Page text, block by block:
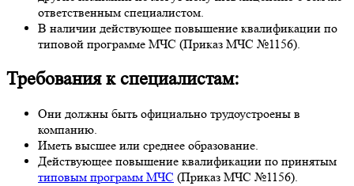
ответственным специалистом.
В наличии действующее повышение квалификации по
типовой программе МЧС (Приказ МЧС №1156).
Требования к специалистам:
Они должны быть официально трудоустроены в
компанию.
Иметь высшее или среднее образование.
Действующее повышение квалификации по принятым
типовым программ МЧС (Приказ МЧС №1156).